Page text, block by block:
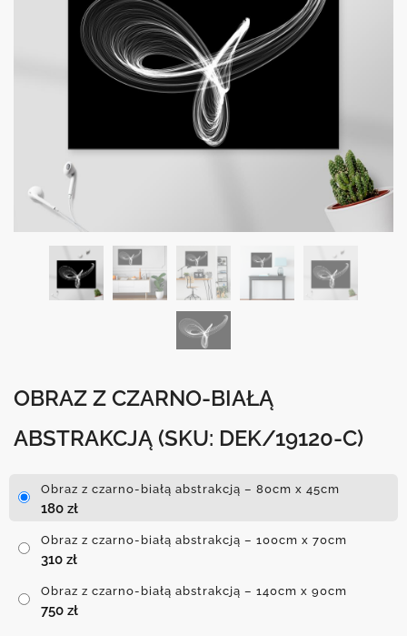
OBRAZ Z CZARNO-BIAŁĄ
ABSTRAKCJĄ (SKU: DEK/19120-C)
Obraz z czarno-białą abstrakcją – 80cm x 45cm
180 zł
Obraz z czarno-białą abstrakcją – 100cm x 70cm
310 zł
Obraz z czarno-białą abstrakcją – 140cm x 90cm
750 zł